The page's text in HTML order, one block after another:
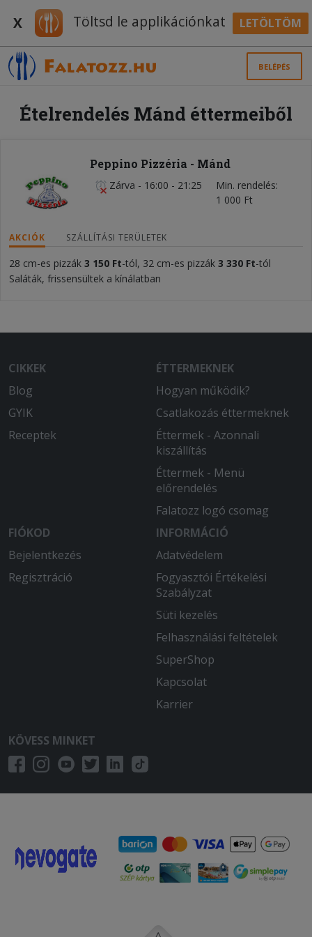
X Töltsd le applikációnkat LETÖLTÖM
BELÉPÉS
Ételrendelés Mánd éttermeiből
Peppino Pizzéria - Mánd
Zárva - 16:00 - 21:25
Min. rendelés
1 000 Ft
AKCIÓK SZÁLLÍTÁSI TERÜLETEK
28 cm-es pizzák 3 150 Ft-tól, 32 cm-es pizzák 3 330 Ft-tól
Saláták, frissensültek a kínálatban
CIKKEK
Blog
GYIK
Receptek
ÉTTERMEKNEK
Hogyan működik?
Csatlakozás éttermeknek
Éttermek - Azonnali
kiszállítás
Éttermek - Menü
előrendelés
Falatozz logó csomag
FIÓKOD
Bejelentkezés
Regisztráció
INFORMÁCIÓ
Adatvédelem
Fogyasztói Értékelési
Szabályzat
Süti kezelés
Felhasználási feltételek
SuperShop
Kapcsolat
Karrier
KÖVESS MINKET